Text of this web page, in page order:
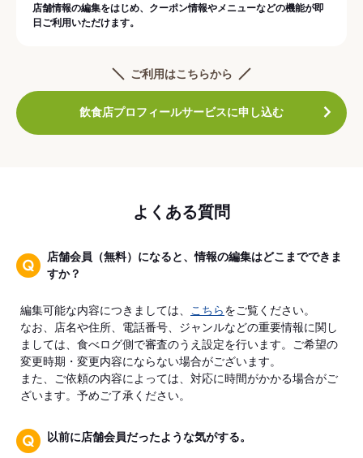
店舗情報の編集をはじめ、クーポン情報やメニューなどの機能が即
日ご利用いただけます。
ご利用はこちらから
飲食店プロフィールサービスに申し込む
よくある質問
店舗会員（無料）になると、情報の編集はどこまでできま
すか？
編集可能な内容につきましては、 こちらをご覧ください。
なお、店名や住所、電話番号、ジャンルなどの重要情報に関し
ましては、食べログ側で審査のうえ設定を行います。ご希望の
変更時期・変更内容にならない場合がございます。
また、ご依頼の内容によっては、対応に時間がかかる場合がご
ざいます。予めご了承ください。
以前に店舗会員だったような気がする。